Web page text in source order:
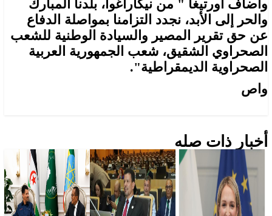
وأضاف اورتيغا " من نيكاراغوا، بلدنا المبارك
والحر إلى الأبد، نجدد التزامنا بمواصلة الدفاع
عن حق تقرير المصير والسيادة الوطنية للشعب
الصحراوي الشقيق، شعب الجمهورية العربية
الصحراوية الديمقراطية".
واص
أخبار ذات صله